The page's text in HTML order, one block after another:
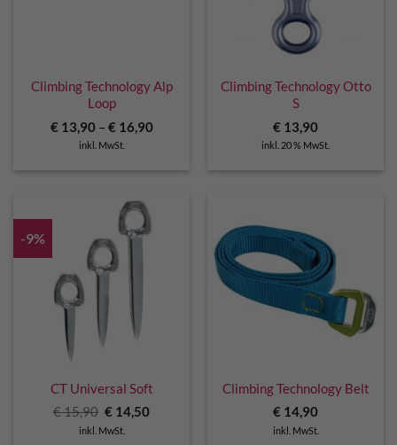
Climbing Technology Alp
Loop
€ 13,90– € 16,90
inkl. MwSt.
Climbing Technology Otto
S
€ 13,90
inkl. 20 % MwSt.
-9%
CT Universal Soft
€15,90 Ursprünglicher
Preis
war:
€ 14,50Aktueller
inkl. MwSt.
Climbing Technology Belt
€ 14,90
inkl. MwSt.